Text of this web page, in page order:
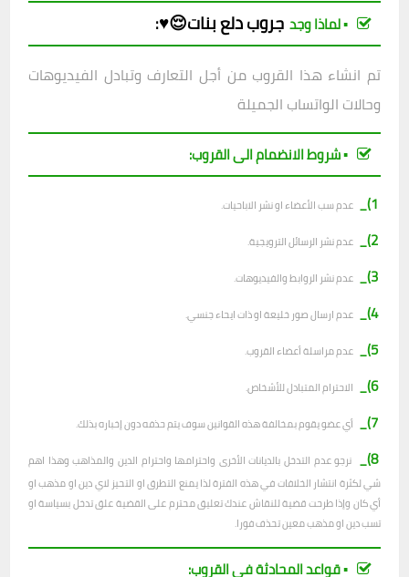
▪︎ لماذا وجد جروبدلع بنات😌♥️:
تم انشاء هذا القروب من أجل التعارف وتبادل الفيديوهات
وحالات الواتساب الجميلة
▪︎ شروط الانضمام الى القروب:
1)_
عدم سب الأعضاء او نشر الاباحيات.
2)_ عدم نشر الرسائل الترويجية.
3)_ عدم نشر الروابط والفيديوهات.
4)_ عدم ارسال صور خليعة او ذات ايحاء جنسي.
5)_ عدم مراسلة أعضاء القروب.
6)_ الاحترام المتبادل للأشخاص.
7)_ أي عضو يقوم بمخالفة هذه القوانين سوف يتم حذفه دون إخباره بذلك.
8)_
نرجو عدم التدخل بالديانات الأخرى واحترامها واحترام الدين والمذاهب وهذا اهم
شي لكثرة انتشار الخلافات في هذه الفترة لذا يمنع التطرق او التحيز لاي دين او مذهب او
أي كان وإذا طرحت قضية للنقاش عندك تعليق محترم على القضية علق تدخل بسياسة او
تسب دين او مذهب معين تحذف فورا.
▪︎ قواعد المحادثة في القروب: